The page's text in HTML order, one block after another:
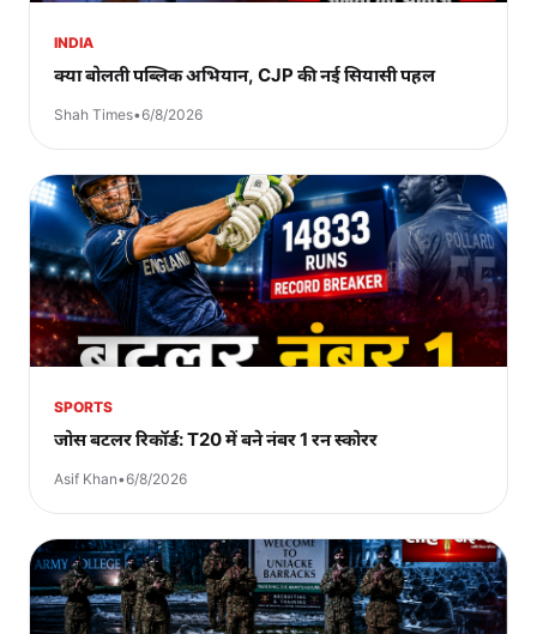
INDIA
क्या बोलती पब्लिक अभियान, CJP की नई सियासी पहल
Shah Times•6/8/2026
SPORTS
जोस बटलर रिकॉर्ड: T20 में बने नंबर 1 रन स्कोरर
Asif Khan•6/8/2026